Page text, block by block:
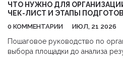
ЧТО НУЖНО ДЛЯ
ЧЕК-ЛИСТ И ЭТАПЫ
0 КОММЕНТАРИИ ИЮЛ, 21 2026
Пошаговое руководство по
выбора площадки до анализа